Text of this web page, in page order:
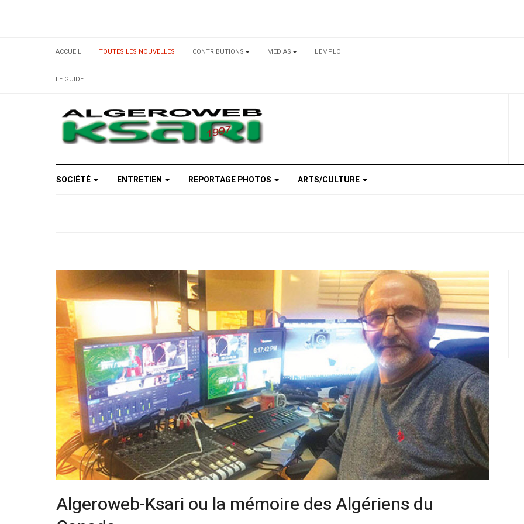
ACCUEIL TOUTES LES NOUVELLES CONTRIBUTIONS MEDIAS L'EMPLOI
LE GUIDE
SOCIÉTÉ ENTRETIEN REPORTAGE PHOTOS ARTS/CULTURE
Algeroweb-Ksari ou la mémoire des Algériens du